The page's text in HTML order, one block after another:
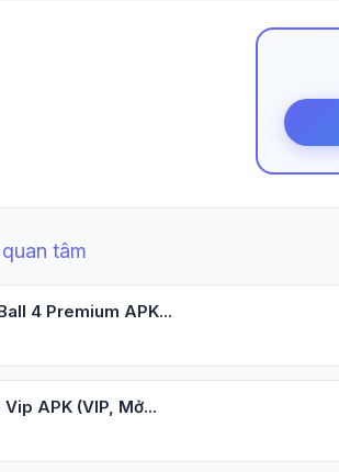
tâm
4 Premium APK...
APK (VIP, Mở...